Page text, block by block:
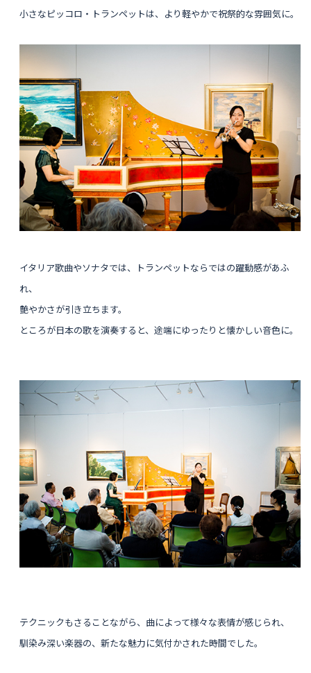
小さなピッコロ・トランペットは、より軽やかで祝祭的な雰囲気に。
イタリア歌曲やソナタでは、トランペットならではの躍動感があふ
れ、
艶やかさが引き立ちます。
ところが日本の歌を演奏すると、途端にゆったりと懐かしい音色に。
テクニックもさることながら、曲によって様々な表情が感じられ、
馴染み深い楽器の、新たな魅力に気付かされた時間でした。